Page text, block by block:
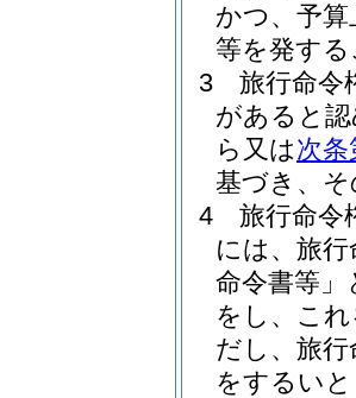
かつ、予
等を発す
3
旅行命令
があると
ら又は次条
基づき、
4
旅行命令
には、旅
命令書等」
をし、こ
だし、旅
をするい